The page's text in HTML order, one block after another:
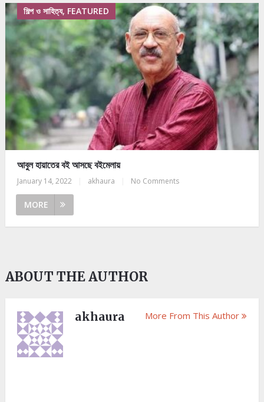
শিল্প ও সাহিত্য, FEATURED
আবুল হায়াতের বই আসছে বইমেলায়
January 14, 2022 akhaura No Comments
MORE
ABOUT THE AUTHOR
akhaura More From This Author